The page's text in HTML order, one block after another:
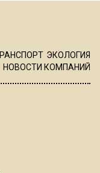
ЭКОЛОГИЯ
НОВОСТИ КОМПАНИЙ